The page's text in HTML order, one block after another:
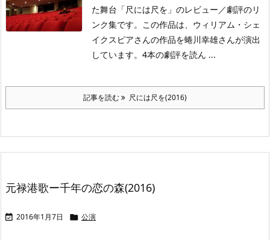
た舞台「尺には尺を」のレビュー／劇評のリ
ンク集です。この作品は、ウィリアム・シェ
イクスピアさんの作品を蜷川幸雄さんが演出
しています。4本の劇評を読ん ...
記事を読む 尺には尺を(2016)
元禄港歌ー千年の恋の森(2016)
 2016年1月7日  公演